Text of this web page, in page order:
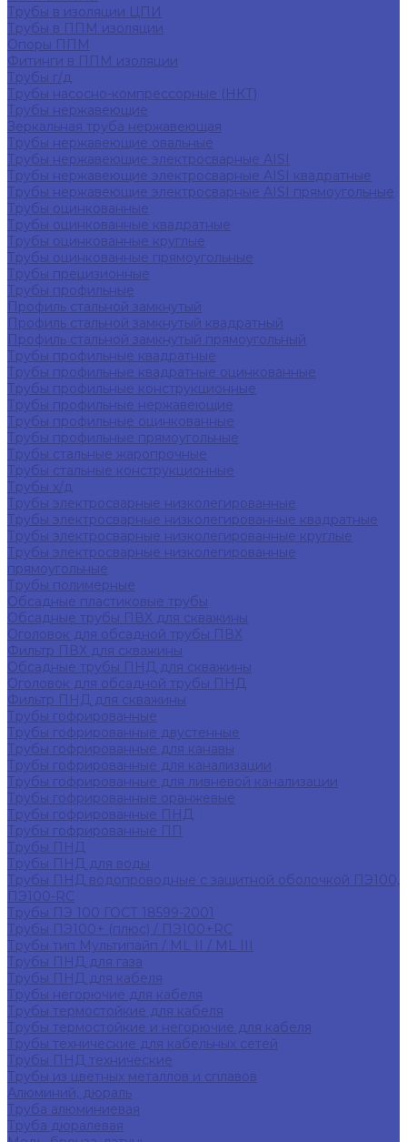
Трубы в изоляции ЦПИ
Трубы в ППМ изоляции
Опоры ППМ
Фитинги в ППМ изоляции
Трубы г/д
Трубы насосно-компрессорные (НКТ)
Трубы нержавеющие
Зеркальная труба нержавеющая
Трубы нержавеющие овальные
Трубы нержавеющие электросварные AISI
Трубы нержавеющие электросварные AISI квадратные
Трубы нержавеющие электросварные AISI прямоугольные
Трубы оцинкованные
Трубы оцинкованные квадратные
Трубы оцинкованные круглые
Трубы оцинкованные прямоугольные
Трубы прецизионные
Трубы профильные
Профиль стальной замкнутый
Профиль стальной замкнутый квадратный
Профиль стальной замкнутый прямоугольный
Трубы профильные квадратные
Трубы профильные квадратные оцинкованные
Трубы профильные конструкционные
Трубы профильные нержавеющие
Трубы профильные оцинкованные
Трубы профильные прямоугольные
Трубы стальные жаропрочные
Трубы стальные конструкционные
Трубы х/д
Трубы электросварные низколегированные
Трубы электросварные низколегированные квадратные
Трубы электросварные низколегированные круглые
Трубы электросварные низколегированные
прямоугольные
Трубы полимерные
Обсадные пластиковые трубы
Обсадные трубы ПВХ для скважины
Оголовок для обсадной трубы ПВХ
Фильтр ПВХ для скважины
Обсадные трубы ПНД для скважины
Оголовок для обсадной трубы ПНД
Фильтр ПНД для скважины
Трубы гофрированные
Трубы гофрированные двустенные
Трубы гофрированные для канавы
Трубы гофрированные для канализации
Трубы гофрированные для ливневой канализации
Трубы гофрированные оранжевые
Трубы гофрированные ПНД
Трубы гофрированные ПП
Трубы ПНД
Трубы ПНД для воды
Трубы ПНД водопроводные с защитной оболочкой ПЭ100,
ПЭ100-RC
Трубы ПЭ 100 ГОСТ 18599-2001
Трубы ПЭ100+ (плюс) / ПЭ100+RC
Трубы тип Мультипайп / ML II / ML III
Трубы ПНД для газа
Трубы ПНД для кабеля
Трубы негорючие для кабеля
Трубы термостойкие для кабеля
Трубы термостойкие и негорючие для кабеля
Трубы технические для кабельных сетей
Трубы ПНД технические
Трубы из цветных металлов и сплавов
Алюминий, дюраль
Труба алюминиевая
Труба дюралевая